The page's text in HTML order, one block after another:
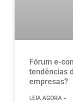
Fórum e-
tendências
empresas?
LEIA AGORA »